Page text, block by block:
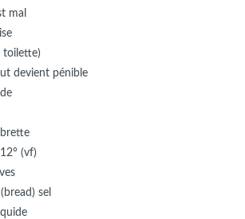
mal
toilette)
devient pénible
(vf)
sel